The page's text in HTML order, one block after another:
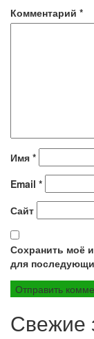
Комментарий *
Имя *
Email *
Сайт
Сохранить моё
для
Свежие